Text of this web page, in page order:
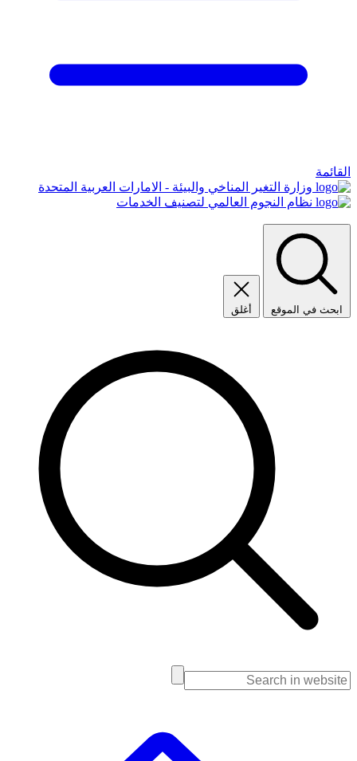
القائمة
وزارة التغير المناخي والبيئة - الامارات العربية المتحدة
نظام النجوم العالمي لتصنيف الخدمات
ابحث في الموقع أغلق